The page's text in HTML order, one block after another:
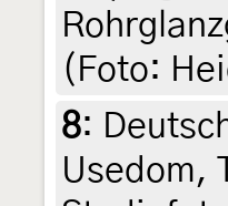
(Foto:
8:
Usedom,